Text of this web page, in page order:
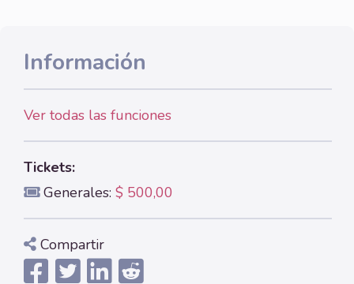
Información
Ver todas las funciones
Tickets:
Generales: $ 500,00
Compartir